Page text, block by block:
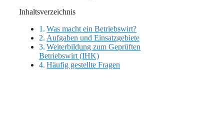
Inhaltsverzeichnis
Was macht ein Betriebswirt?
Aufgaben und Einsatzgebiete
Weiterbildung zum Geprüften
Betriebswirt (IHK)
Häufig gestellte Fragen